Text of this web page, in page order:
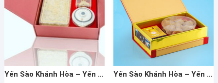
Yến Sào Khánh Hòa – Yến Đảo Tinh Chế Hộp 50G – 015G Yến Sào Khánh Hòa – Yến Đảo Thiên Nhiên Hộp 100G TP2